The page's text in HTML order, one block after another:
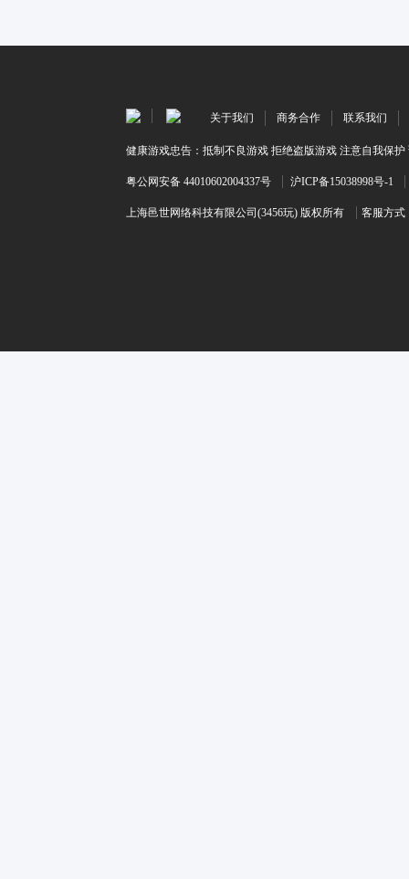
关于我们 商务合作 联系我们
健康游戏忠告：抵制不良游戏 拒绝盗版游戏 注意自我保
粤公网安备 44010602004337号 沪ICP备15038998号-1
上海邑世网络科技有限公司(3456玩) 版权所有 客服方式